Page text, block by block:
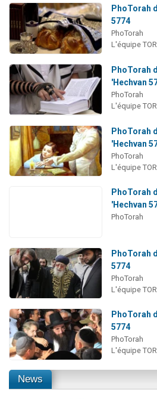
PhoTorah
5774
PhoTorah
L'équipe
PhoTorah
'Hechvan
PhoTorah
L'équipe
PhoTorah
'Hechvan
PhoTorah
L'équipe
PhoTorah
'Hechvan
PhoTorah
PhoTorah
5774
PhoTorah
L'équipe
PhoTorah
5774
PhoTorah
L'équipe
News